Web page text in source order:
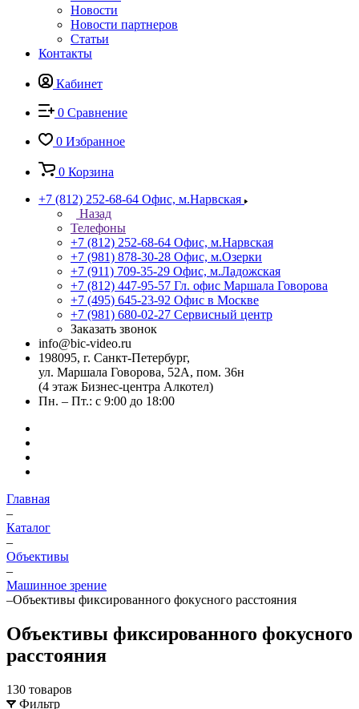
Новости
Новости партнеров
Статьи
Контакты
Кабинет
0 Сравнение
0 Избранное
0 Корзина
+7 (812) 252-68-64 Офис, м.Нарвская
Назад
Телефоны
+7 (812) 252-68-64 Офис, м.Нарвская
+7 (981) 878-30-28 Офис, м.Озерки
+7 (911) 709-35-29 Офис, м.Ладожская
+7 (812) 447-95-57 Гл. офис Маршала Говорова
+7 (495) 645-23-92 Офис в Москве
+7 (981) 680-02-27 Сервисный центр
Заказать звонок
info@bic-video.ru
198095, г. Санкт-Петербург,
ул. Маршала Говорова, 52А, пом. 36н
(4 этаж Бизнес-центра Алкотел)
Пн. – Пт.: с 9:00 до 18:00
Главная
–
Каталог
–
Объективы
–
Машинное зрение
–Объективы фиксированного фокусного расстояния
Объективы фиксированного фокусного
расстояния
130 товаров
Фильтр